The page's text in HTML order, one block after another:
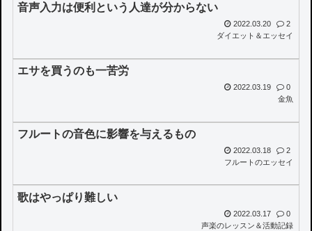
音声入力は便利という人達が分からない
2022.03.20
2
ダイエット＆エッセイ
エサを買うのも一苦労
2022.03.19
0
金魚
フルートの音色に影響を与えるもの
2022.03.18
2
フルートのエッセイ
歌はやっぱり難しい
2022.03.17
0
声楽のレッスン＆活動記録